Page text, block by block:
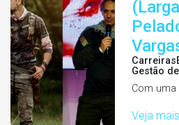
Carreiras
Gestão
Com
referência
Veja